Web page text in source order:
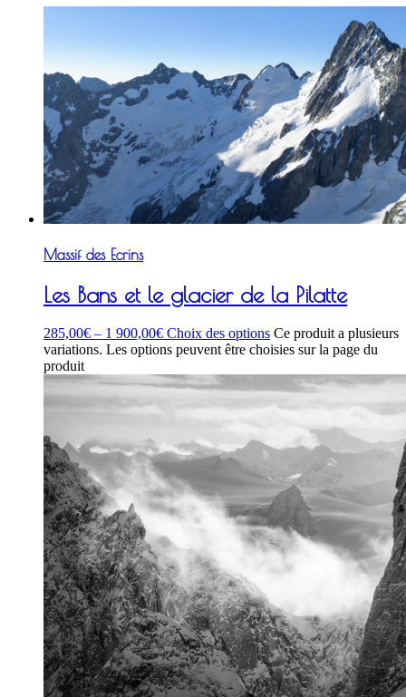
Massif des Ecrins
Les Bans et le glacier de la Pilatte
285,00€ – 1 900,00€ Choix des options Ce produit a plusieurs
variations. Les options peuvent être choisies sur la page du
produit